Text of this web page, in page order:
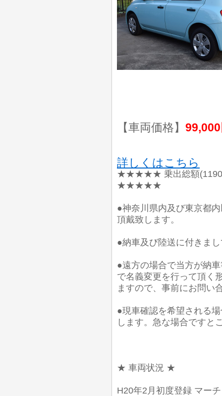
【車両価格】
詳しくはこちら
★★★★★ 乗出総額
★★★★★
●神奈川県内及び東京都
頂戴致します。
●納車及び陸送に付きま
●遠方の場合で当方が納
で名義変更を行って頂く
ますので、事前にお問い
●現車確認を希望される
します。急な場合ですと
★ 車両状況 ★
H20年2月初度登録 マー